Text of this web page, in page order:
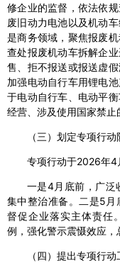
修企业的监督，依法依
废旧动力电池以及机动
是商务领域，聚焦报废
查处报废机动车拆解企
售、拒不报送或报送虚
加强电动自行车用锂电
于电动自行车、电动平
经营、涉及使用国家禁止
（三）划定专项行
专项行动于2026年4
一是4月底前，广泛
集中整治准备。二是5月
督促企业落实主体责任
例，强化警示震慑效应，
（四）提出专项行